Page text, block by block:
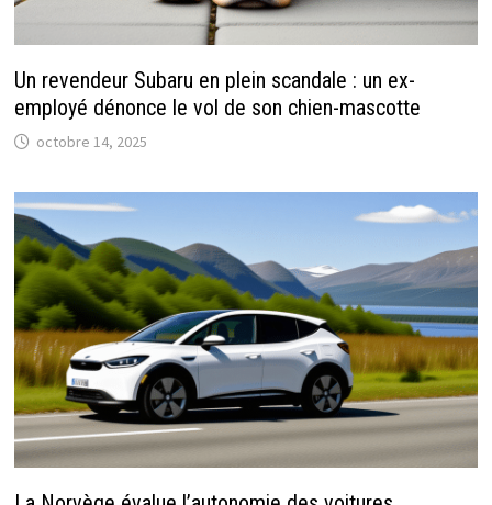
Un revendeur Subaru en plein scandale : un ex-
employé dénonce le vol de son chien-mascotte
octobre 14, 2025